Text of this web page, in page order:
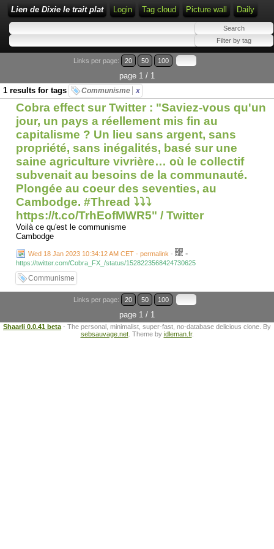
Lien de Dixie le trait plat Login Tag cloud Picture wall Daily
Links per page: 20 50 100
page 1 / 1
1 results for tags
Communisme x
Cobra effect sur Twitter : "Saviez-vous qu'un
jour, un pays a réellement mis fin au
capitalisme ? Un lieu sans argent, sans
propriété, sans inégalités, basé sur une
saine agriculture vivrière… où le collectif
subvenait au besoins de la communauté.
Plongée au coeur des seventies, au
Cambodge. #Thread ⤵️⤵️⤵️
https://t.co/TrhEofMWR5" / Twitter
Voilà ce qu'est le communisme
Cambodge
Wed 18 Jan 2023 10:34:12 AM CET - permalink - -
https://twitter.com/Cobra_FX_/status/1528223568424730625
Communisme
Links per page: 20 50 100
page 1 / 1
Shaarli 0.0.41 beta - The personal, minimalist, super-fast, no-database delicious clone. By
sebsauvage.net. Theme by idleman.fr.